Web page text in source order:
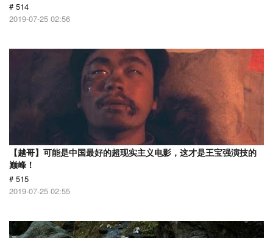
# 514
2019-07-25 02:56
【越哥】可能是中国最好的超现实主义电影，这才是王宝强演技的
巅峰！
# 515
2019-07-25 02:55